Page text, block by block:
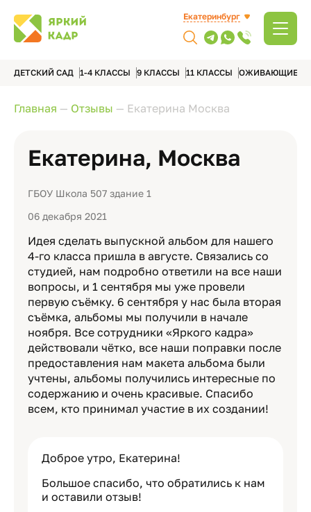
Екатеринбург
ДЕТСКИЙ САД 1-4 КЛАССЫ 9 КЛАССЫ 11 КЛАССЫ ОЖИВАЮЩИЕ
Главная — Отзывы — Екатерина Москва
Екатерина, Москва
ГБОУ Школа 507 здание 1
06 декабря 2021
Идея сделать выпускной альбом для нашего
4-го класса пришла в августе. Связались со
студией, нам подробно ответили на все наши
вопросы, и 1 сентября мы уже провели
первую съёмку. 6 сентября у нас была вторая
съёмка, альбомы мы получили в начале
ноября. Все сотрудники «Яркого кадра»
действовали чётко, все наши поправки после
предоставления нам макета альбома были
учтены, альбомы получились интересные по
содержанию и очень красивые. Спасибо
всем, кто принимал участие в их создании!
Доброе утро, Екатерина!
Большое спасибо, что обратились к нам
и оставили отзыв!